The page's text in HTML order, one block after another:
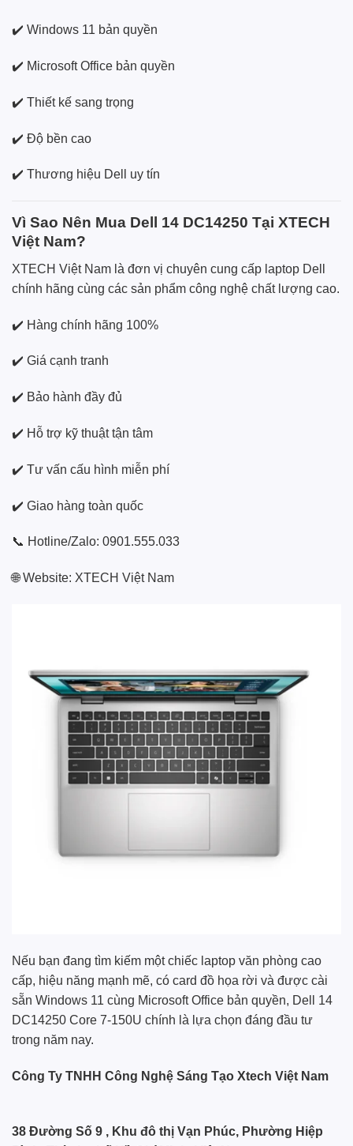
✔️ Windows 11 bản quyền
✔️ Microsoft Office bản quyền
✔️ Thiết kế sang trọng
✔️ Độ bền cao
✔️ Thương hiệu Dell uy tín
Vì Sao Nên Mua Dell 14 DC14250 Tại XTECH
Việt Nam?
XTECH Việt Nam là đơn vị chuyên cung cấp laptop Dell
chính hãng cùng các sản phẩm công nghệ chất lượng cao.
✔️ Hàng chính hãng 100%
✔️ Giá cạnh tranh
✔️ Bảo hành đầy đủ
✔️ Hỗ trợ kỹ thuật tận tâm
✔️ Tư vấn cấu hình miễn phí
✔️ Giao hàng toàn quốc
📞 Hotline/Zalo: 0901.555.033
🌐 Website: XTECH Việt Nam
Nếu bạn đang tìm kiếm một chiếc laptop văn phòng cao
cấp, hiệu năng mạnh mẽ, có card đồ họa rời và được cài
sẵn Windows 11 cùng Microsoft Office bản quyền, Dell 14
DC14250 Core 7-150U chính là lựa chọn đáng đầu tư
trong năm nay.
Công Ty TNHH Công Nghệ Sáng Tạo Xtech Việt Nam
38 Đường Số 9 , Khu đô thị Vạn Phúc, Phường Hiệp